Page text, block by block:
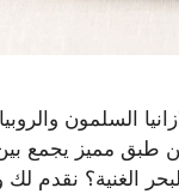
السلمون
طبق مميز يجمع
الغنية؟ نقدم